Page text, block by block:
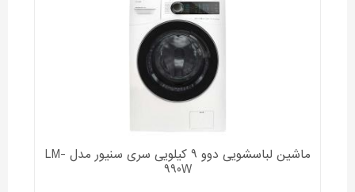
ماشین لباسشویی دوو 9 کیلویی سری سنیور مدل LM-
990W